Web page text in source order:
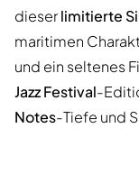
dieserlimitierte
maritimen
und ein seltenes
Jazz Festival-
Notes-Tiefe und